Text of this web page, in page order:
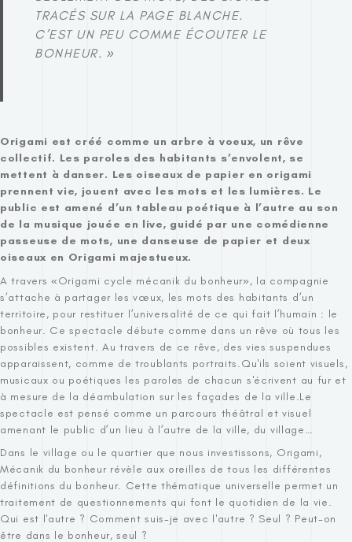
TRACÉS SUR LA PAGE BLANCHE.
C’EST UN PEU COMME ÉCOUTER LE
BONHEUR. »
Origami est créé comme un arbre à voeux, un rêve
collectif. Les paroles des habitants s’envolent, se
mettent à danser. Les oiseaux de papier en origami
prennent vie, jouent avec les mots et les lumières. Le
public est amené d’un tableau poétique à l’autre au son
de la musique jouée en live, guidé par une comédienne
passeuse de mots, une danseuse de papier et deux
oiseaux en Origami majestueux.
A travers «Origami cycle mécanik du bonheur», la compagnie
s’attache à partager les vœux, les mots des habitants d’un
territoire, pour restituer l’universalité de ce qui fait l’humain : le
bonheur. Ce spectacle débute comme dans un rêve où tous les
possibles existent. Au travers de ce rêve, des vies suspendues
apparaissent, comme de troublants portraits.Qu'ils soient visuels,
musicaux ou poétiques les paroles de chacun s'écrivent au fur et
à mesure de la déambulation sur les façades de la ville.Le
spectacle est pensé comme un parcours théâtral et visuel
amenant le public d’un lieu à l’autre de la ville, du village…
Dans le village ou le quartier que nous investissons, Origami,
Mécanik du bonheur révèle aux oreilles de tous les différentes
définitions du bonheur. Cette thématique universelle permet un
traitement de questionnements qui font le quotidien de la vie.
Qui est l'autre ? Comment suis-je avec l'autre ? Seul ? Peut-on
être dans le bonheur, seul ?